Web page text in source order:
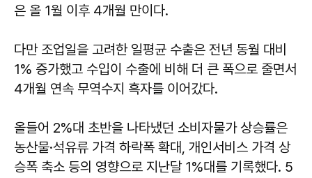
은 올 1월 이후 4개월 만이다.
다만 조업일을 고려한 일평균 수출은 전년 동월 대비
1% 증가했고 수입이 수출에 비해 더 큰 폭으로 줄면서
4개월 연속 무역수지 흑자를 이어갔다.
올들어 2%대 초반을 나타냈던 소비자물가 상승률은
농산물·석유류 가격 하락폭 확대, 개인서비스 가격 상
승폭 축소 등의 영향으로 지난달 1%대를 기록했다. 5